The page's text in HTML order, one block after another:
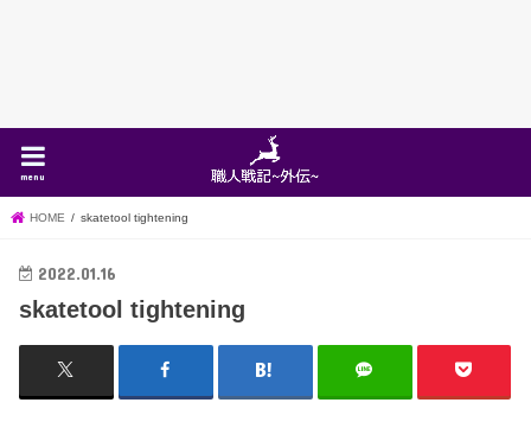
menu
HOME skatetool tightening
2022.01.16
skatetool tightening